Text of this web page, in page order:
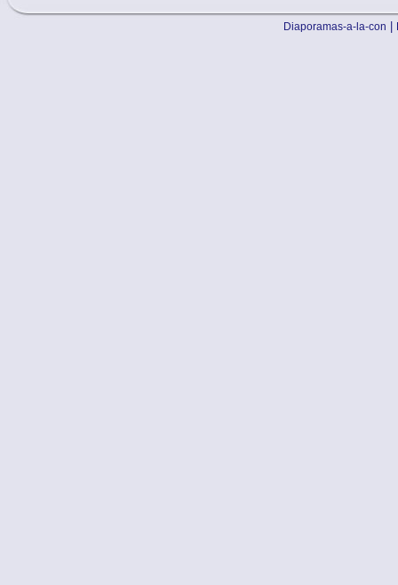
Diaporamas-a-la-con